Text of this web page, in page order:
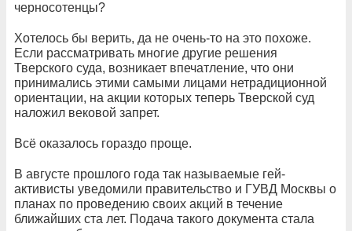
черносотенцы?
Хотелось бы верить, да не очень-то на это похоже.
Если рассматривать многие другие решения
Тверского суда, возникает впечатление, что они
принимались этими самыми лицами нетрадиционной
ориентации, на акции которых теперь Тверской суд
наложил вековой запрет.
Всё оказалось гораздо проще.
В августе прошлого года так называемые гей-
активисты уведомили правительство и ГУВД Москвы о
планах по проведению своих акций в течение
ближайших ста лет. Подача такого документа стала